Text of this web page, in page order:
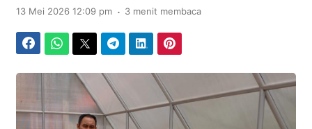
13 Mei 2026 12:09 pm . 3 menit membaca